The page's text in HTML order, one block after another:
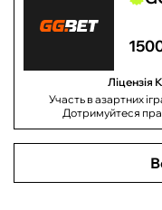
Ліцензія
Участь в азартних
Дотримуйтеся